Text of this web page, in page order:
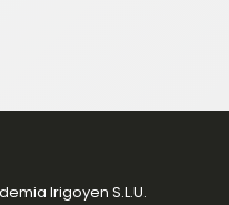
Irigoyen S.L.U.